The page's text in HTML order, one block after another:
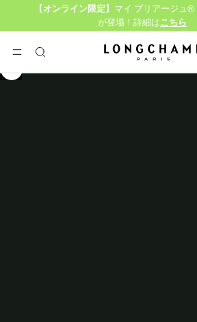
【 オンライン限定 】マイ プリアージュ®
が登場！詳細はこちら
メニュー
検
索
ロンシャン - ホーム